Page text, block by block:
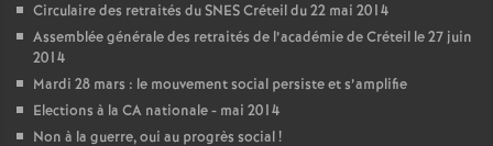
Circulaire des retraités duSNESCréteil du 22 mai 2014
Assemblée générale des retraités de l’académie de Créteil le 27 juin
2014
Mardi 28 mars : le mouvement social persiste et s’amplifie
Elections à la CA nationale - mai 2014
Non à la guerre, oui au progrès social!